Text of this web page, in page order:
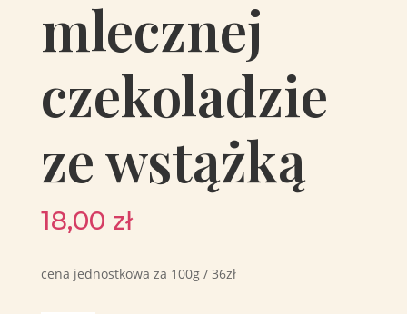
mlecznej
czekoladzie
ze wstążką
18,00 zł
cena jednostkowa za 100g / 36zł